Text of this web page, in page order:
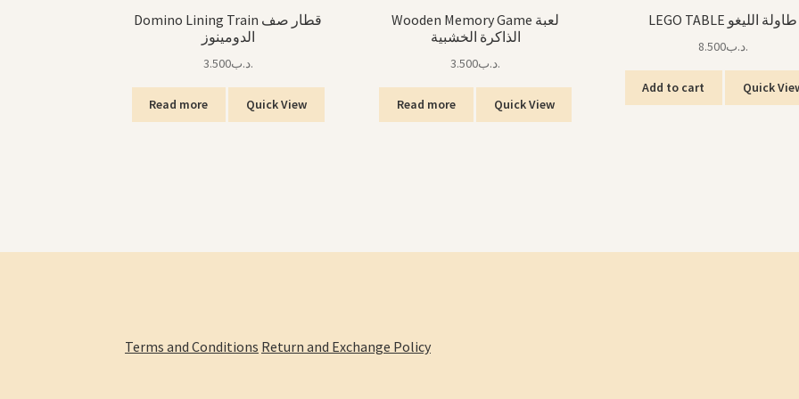
Domino Lining Train قطار صف
الدومينوز
.د.ب3.500
Read more Quick View
Wooden Memory Game لعبة
الذاكرة الخشبية
.د.ب3.500
Read more Quick View
LEGO TABLE طاولة الليغو
.د.ب8.500
Add to cart Quick
Terms and Conditions Return and Exchange Policy